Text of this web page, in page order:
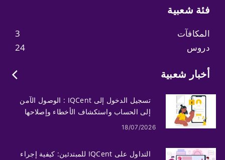
فئة شعبية
3
المكافآت
24
دروس
أخبار شعبية
تسجيل الدخول إلى IQCent : الوصول الآمن
إلى الحساب واستكشاف الأخطاء وإصلاحها
18/07/2026
التداول على IQCent للمبتدئين: كيفية إجراء